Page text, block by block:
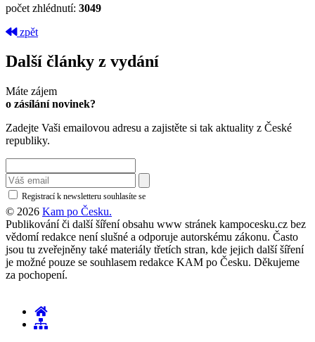
počet zhlédnutí: 3049
zpět
Další články z vydání
Máte zájem
o zásílání novinek?
Zadejte Vaši emailovou adresu a zajistěte si tak aktuality z České
republiky.
Registrací k newsletteru souhlasíte se
© 2026 Kam po Česku.
Publikování či další šíření obsahu www stránek kampocesku.cz bez
vědomí redakce není slušné a odporuje autorskému zákonu. Často
jsou tu zveřejněny také materiály třetích stran, kde jejich další šíření
je možné pouze se souhlasem redakce KAM po Česku. Děkujeme
za pochopení.